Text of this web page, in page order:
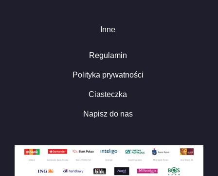
Inne
Regulamin
Polityka prywatności
Ciasteczka
Napisz do nas